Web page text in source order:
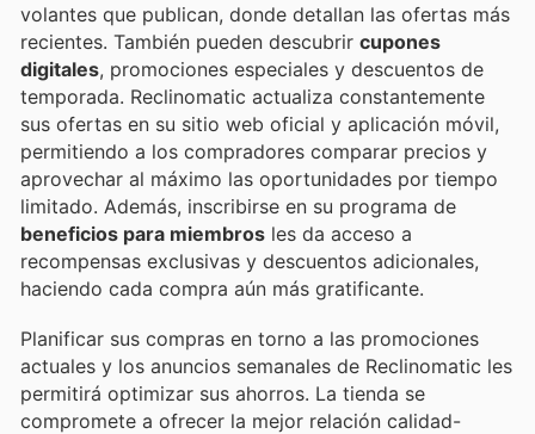
volantes que publican, donde detallan las ofertas más
recientes. También pueden descubrir cupones
digitales, promociones especiales y descuentos de
temporada. Reclinomatic actualiza constantemente
sus ofertas en su sitio web oficial y aplicación móvil,
permitiendo a los compradores comparar precios y
aprovechar al máximo las oportunidades por tiempo
limitado. Además, inscribirse en su programa de
beneficios para miembros les da acceso a
recompensas exclusivas y descuentos adicionales,
haciendo cada compra aún más gratificante.
Planificar sus compras en torno a las promociones
actuales y los anuncios semanales de Reclinomatic les
permitirá optimizar sus ahorros. La tienda se
compromete a ofrecer la mejor relación calidad-